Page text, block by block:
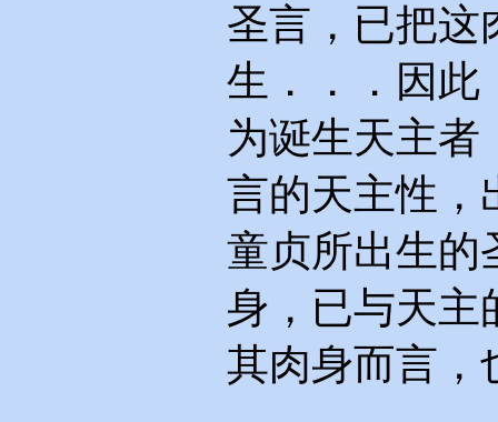
圣言，已把这
生．．．因此
为诞生天主者
言的天主性，
童贞所出生的
身，已与天主
其肉身而言，